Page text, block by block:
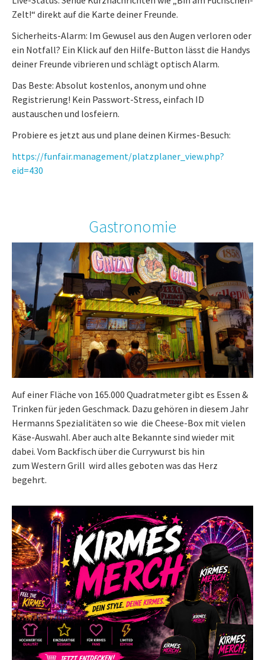
Zelt!“ direkt auf die Karte deiner Freunde.
Sicherheits-Alarm: Im Gewusel aus den Augen verloren oder
ein Notfall? Ein Klick auf den Hilfe-Button lässt die Handys
deiner Freunde vibrieren und schlägt optisch Alarm.
Das Beste: Absolut kostenlos, anonym und ohne
Registrierung! Kein Passwort-Stress, einfach ID
austauschen und losfeiern.
Probiere es jetzt aus und plane deinen Kirmes-Besuch:
https://funfair.management/platzplaner_view.php?
eid=430
Gastronomie
Auf einer Fläche von 165.000 Quadratmeter gibt es Essen &
Trinken für jeden Geschmack. Dazu gehören in diesem Jahr
Hermanns Spezialitäten so wie die Cheese-Box mit vielen
Käse-Auswahl. Aber auch alte Bekannte sind wieder mit
dabei. Vom Backfisch über die Currywurst bis hin
zum Western Grill wird alles geboten was das Herz
begehrt.